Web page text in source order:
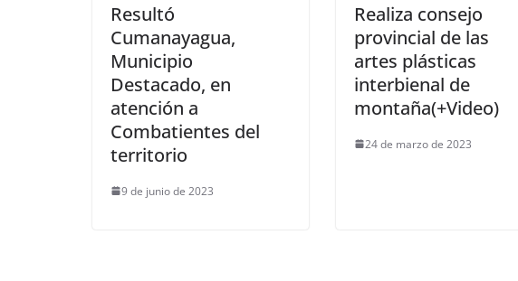
Resultó
Cumanayagua,
Municipio
Destacado, en
atención a
Combatientes del
territorio
9 de junio de 2023
Realiza consejo
provincial de las
artes plásticas
interbienal de
montaña(+Video)
24 de marzo de 2023